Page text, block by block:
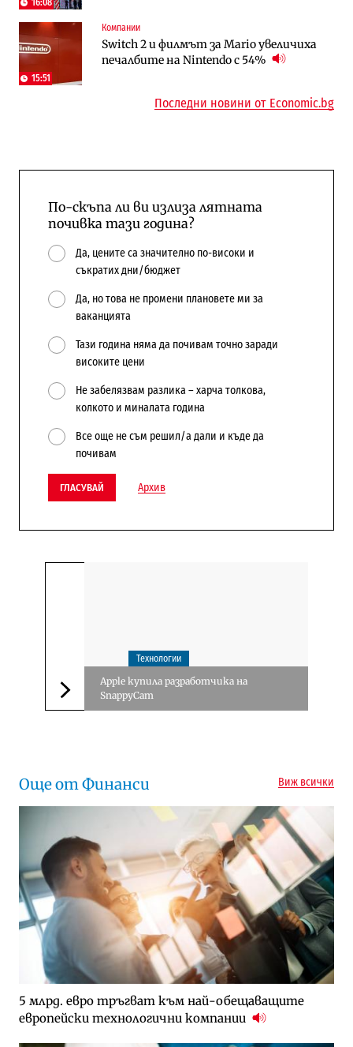
16:08
15:51
Компании
Switch 2 и филмът за Mario увеличиха
печалбите на Nintendo с 54%
Публични финанси
Общините вече зависят от
централната власт за 75% от
Отрасли
Жилищата в България поскъпват при
намаляващо население и все повече
Последни новини от Economic.bg
По-скъпа ли ви излиза лятната
почивка тази година?
Да, цените са значително по-високи и
съкратих дни/бюджет
Да, но това не промени плановете ми за
ваканцията
Тази година няма да почивам точно заради
високите цени
Не забелязвам разлика – харча толкова,
колкото и миналата година
Все още не съм решил/а дали и къде да
почивам
ГЛАСУВАЙ Архив
Следваща новина
Технологии
Apple купила разработчика на
SnappyCam
Още от Финанси Виж всички
5 млрд. евро тръгват към най-обещаващите
европейски технологични компании